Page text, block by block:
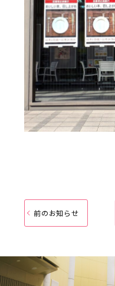
前のお知らせ